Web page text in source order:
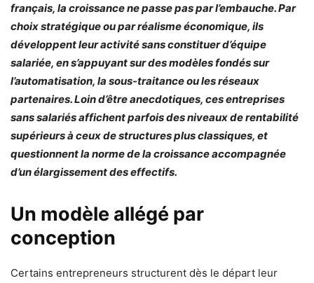
français, la croissance ne passe pas par l’embauche. Par
choix stratégique ou par réalisme économique, ils
développent leur activité sans constituer d’équipe
salariée, en s’appuyant sur des modèles fondés sur
l’automatisation, la sous-traitance ou les réseaux
partenaires. Loin d’être anecdotiques, ces entreprises
sans salariés affichent parfois des niveaux de rentabilité
supérieurs à ceux de structures plus classiques, et
questionnent la norme de la croissance accompagnée
d’un élargissement des effectifs.
Un modèle allégé par
conception
Certains entrepreneurs structurent dès le départ leur